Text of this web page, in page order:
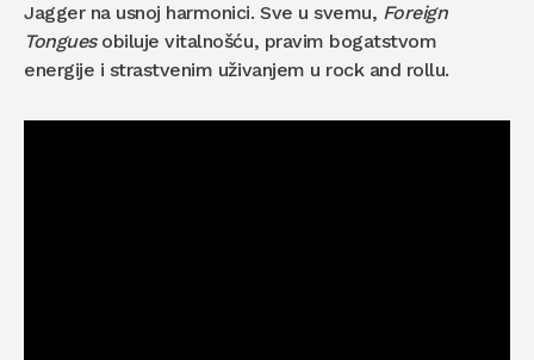
Jagger na usnoj harmonici. Sve u svemu, Foreign
Tonguesobiluje vitalnošću, pravim bogatstvom
energije i strastvenim uživanjem u rock and rollu.